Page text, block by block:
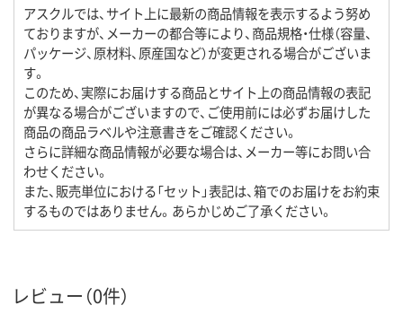
アスクルでは、サイト上に最新の商品情報を表示するよう努め
ておりますが、メーカーの都合等により、商品規格・仕様（容量、
パッケージ、原材料、原産国など）が変更される場合がございま
す。
このため、実際にお届けする商品とサイト上の商品情報の表記
が異なる場合がございますので、ご使用前には必ずお届けした
商品の商品ラベルや注意書きをご確認ください。
さらに詳細な商品情報が必要な場合は、メーカー等にお問い合
わせください。
また、販売単位における「セット」表記は、箱でのお届けをお約束
するものではありません。あらかじめご了承ください。
レビュー（0件）